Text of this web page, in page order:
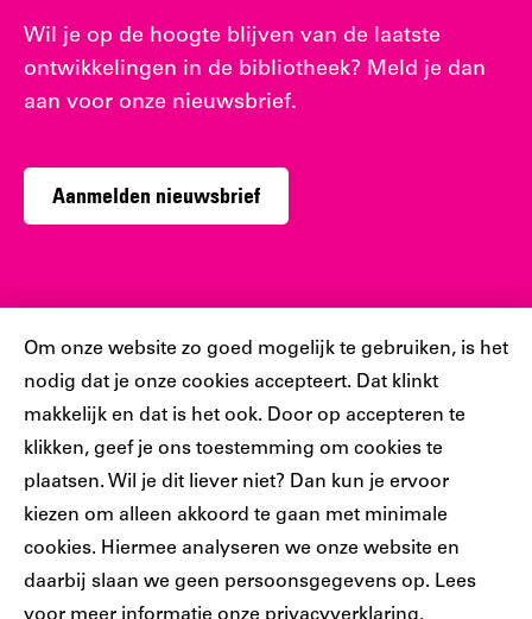
Cookiebar
Om onze website zo goed mogelijk te gebruiken, is het
nodig dat je onze cookies accepteert. Dat klinkt
makkelijk en dat is het ook. Door op accepteren te
klikken, geef je ons toestemming om cookies te
plaatsen. Wil je dit liever niet? Dan kun je ervoor
kiezen om alleen akkoord te gaan met minimale
cookies. Hiermee analyseren we onze website en
daarbij slaan we geen persoonsgegevens op. Lees
Wil je op de hoogte blijven van de laatste
ontwikkelingen in de bibliotheek? Meld je dan
aan voor onze nieuwsbrief.
Aanmelden nieuwsbrief
Sociaal
Volg jij ons al?
Ons
account
Ons
account
Ons
Instagram
account
Ons
account
Ons
account